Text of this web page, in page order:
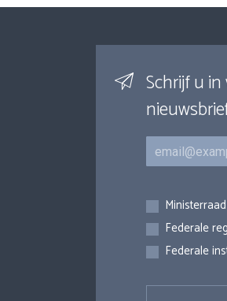
Schrijf u
E-mail
Inschrijvingen
Ministerraad
Federale
Federale